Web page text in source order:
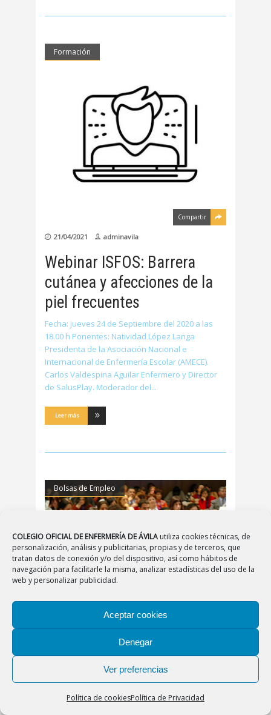
COLEGIO OFICIAL DE ENFERMERÍA DE ÁVILA utiliza cookies técnicas, de
personalización, análisis y publicitarias, propias y de terceros, que
tratan datos de conexión y/o del dispositivo, así como hábitos de
navegación para facilitarle la misma, analizar estadísticas del uso de la
web y personalizar publicidad.
Aceptar cookies
Denegar
Ver preferencias
Política de cookiesPolítica de Privacidad
Formación
Compartir
21/04/2021 adminavila
Webinar ISFOS: Barrera
cutánea y afecciones de la
piel frecuentes
Fecha: jueves 24 de Septiembre del 2020 a las
18.00 h Ponentes: Natividad López Langa
Presidenta de la Asociación Nacional e
Internacional de Enfermería Escolar (AMECE).
Carlos Valdespina Aguilar Enfermero y Director
de SalusPlay. Moderador del
Leer más
Bolsas de Empleo
Compartir
20/04/2021 adminavila
Junta de Extremadura.
espera de Enfermería
ORDEN de 12 de abril de 2021 por la que se
convocan pruebas selectivas para la constitución
de listas de espera en la Categoría/Especialidad